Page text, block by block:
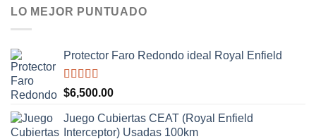
LO MEJOR PUNTUADO
Protector Faro Redondo ideal Royal Enfield
Valorado
con
5
$6,500.00
Juego Cubiertas CEAT (Royal Enfield
Interceptor) Usadas 100km